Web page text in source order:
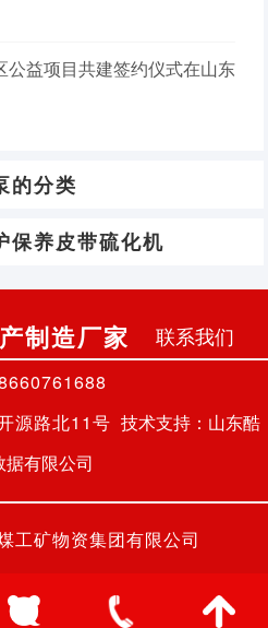
公益项目共建签约仪式在山东
的分类
保养皮带硫化机
制造厂家 联系我们
源路北11号 技术支持：山东酷
据有限公司
工矿物资集团有限公司